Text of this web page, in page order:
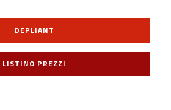
DEPLIANT
LISTINO PREZZI